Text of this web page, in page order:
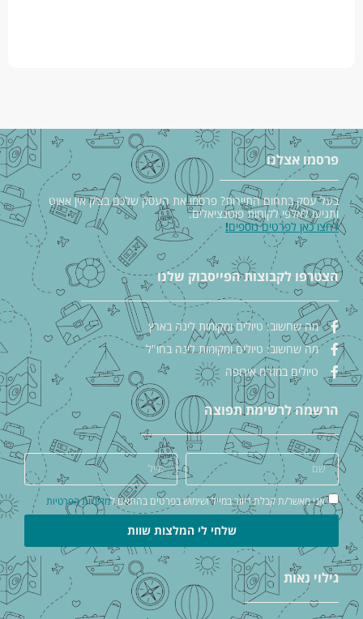
פרסמו אצלנו
בעל עסק בתחום התיירות? פרסמו את העסק שלכם בצ׳ק אין אאוט
ותגיעו לאלפי לקוחות פוטנציאלים.
לחצו כאן לפרטים נוספים!
הצטרפו לקבוצות הפייסבוק שלנו
מה שחשוב: טיולים ומקומות לינה בארץ
מה שחשוב: טיולים ומקומות לינה בחו"ל
טיולים במזרח אירופה
הרשמה לרשימת תפוצה
אני מאשר/ת קבלת דיוור במייל ושימוש בפרטים בהתאם למדיניות הפרטיות
שלחי לי המלצות שוות
גילוי נאות